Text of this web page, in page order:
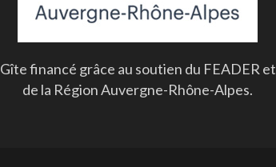
Gîte financé grâce au soutien du FEADER et
de la Région Auvergne-Rhône-Alpes.